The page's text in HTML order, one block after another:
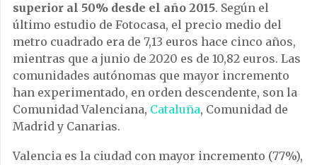
superior al 50% desde el año 2015. Según el
último estudio de Fotocasa, el precio medio del
metro cuadrado era de 7,13 euros hace cinco años,
mientras que a junio de 2020 es de 10,82 euros. Las
comunidades autónomas que mayor incremento
han experimentado, en orden descendente, son la
Comunidad Valenciana, Cataluña, Comunidad de
Madrid y Canarias.
Valencia es la ciudad con mayor incremento (77%),